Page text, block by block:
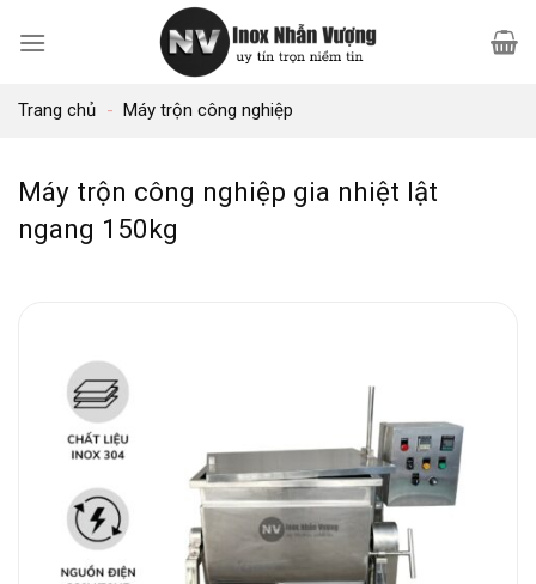
qua
dungTrang chủ - Máy trộn công nghiệp
Máy trộn công nghiệp gia nhiệt lật
ngang 150kg